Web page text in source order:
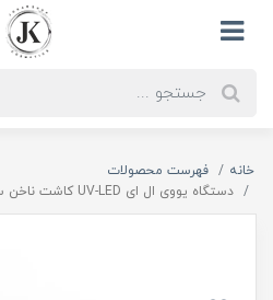
خانه
فهرست محصولات
دستگاه یووی ال ای UV-LED کاشت ناخن سان اصل | SUN 7